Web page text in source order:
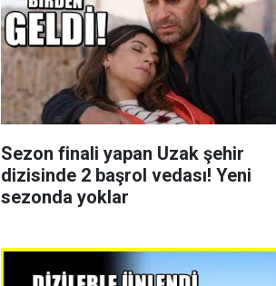
Sezon finali yapan Uzak şehir
dizisinde 2 başrol vedası! Yeni
sezonda yoklar